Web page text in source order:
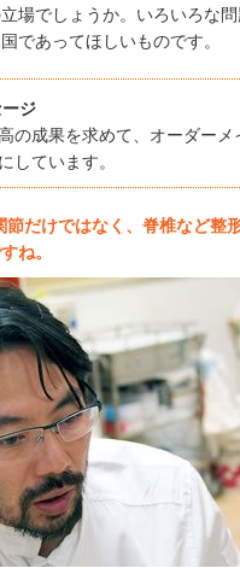
場でしょうか。いろいろな
であってほしいものです。
ジ
の成果を求めて、オーダーメ
しています。
だけではなく、脊椎など整
ね。